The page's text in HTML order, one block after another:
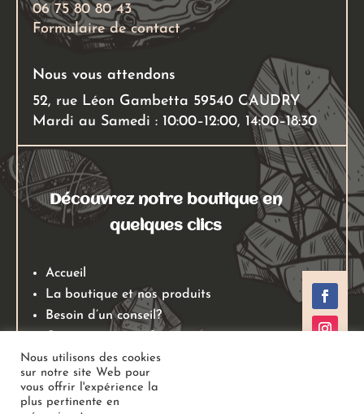
06 75 80 80 43
Formulaire de contact
Nous vous attendons
52, rue Léon Gambetta 59540 CAUDRY
Mardi au Samedi : 10:00–12:00, 14:00–18:30
Découvrez notre boutique en
quelques clics
Accueil
La boutique et nos produits
Besoin d’un conseil?
Mentions légales
Conditions générales de ventes
Politiques de retours
Nous utilisons des cookies
sur notre site Web pour
vous offrir l'expérience la
plus pertinente en